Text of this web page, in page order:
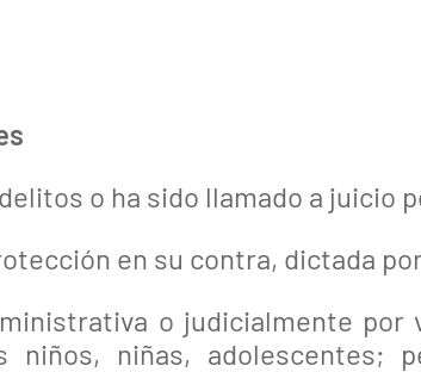
o ha sido llamado a juicio
en su contra, dictada
o judicialmente
niñas, adolescentes;